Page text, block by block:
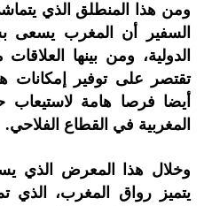
ومن هذا المنطلق الذي
السفير أن المغرب يسعى
الدولية، ومن بينها
تقتصر على توفير إمكانات
أيضا فرصا هامة
المغربية في القطاع الفلاحي.
يتميز رواق المغرب، الذي